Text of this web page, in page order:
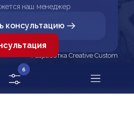
наш менеджер
консультацию
Разработка Creative Custom
6